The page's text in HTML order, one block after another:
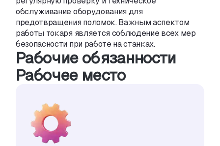
обслуживание оборудования для
предотвращения поломок. Важным аспектом
работы токаря является соблюдение всех мер
безопасности при работе на станках.
Рабочие обязанности
Рабочее место